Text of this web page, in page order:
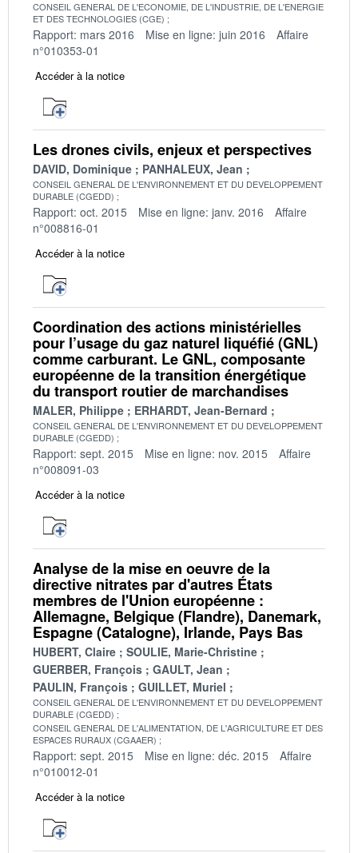
CONSEIL GENERAL DE L'ECONOMIE, DE L'INDUSTRIE, DE L'ENERGIE
ET DES TECHNOLOGIES (CGE)
Rapport: mars 2016 Mise en ligne: juin 2016
Affaire
n°010353-01
Accéder à la notice
Les drones civils, enjeux et perspectives
DAVID, Dominique PANHALEUX, Jean
CONSEIL GENERAL DE L'ENVIRONNEMENT ET DU DEVELOPPEMENT
DURABLE (CGEDD)
Rapport: oct. 2015 Mise en ligne: janv. 2016
Affaire
n°008816-01
Accéder à la notice
Coordination des actions ministérielles
pour l’usage du gaz naturel liquéfié (GNL)
comme carburant. Le GNL, composante
européenne de la transition énergétique
du transport routier de marchandises
MALER, Philippe ERHARDT, Jean-Bernard
CONSEIL GENERAL DE L'ENVIRONNEMENT ET DU DEVELOPPEMENT
DURABLE (CGEDD)
Rapport: sept. 2015 Mise en ligne: nov. 2015
Affaire
n°008091-03
Accéder à la notice
Analyse de la mise en oeuvre de la
directive nitrates par d'autres États
membres de l'Union européenne :
Allemagne, Belgique (Flandre), Danemark,
Espagne (Catalogne), Irlande, Pays Bas
HUBERT, Claire
SOULIE, Marie-Christine
GUERBER, François
GAULT, Jean
PAULIN, François
GUILLET, Muriel
CONSEIL GENERAL DE L'ENVIRONNEMENT ET DU DEVELOPPEMENT
DURABLE (CGEDD)
CONSEIL GENERAL DE L'ALIMENTATION, DE L'AGRICULTURE ET DES
ESPACES RURAUX (CGAAER)
Rapport: sept. 2015 Mise en ligne: déc. 2015
Affaire
n°010012-01
Accéder à la notice